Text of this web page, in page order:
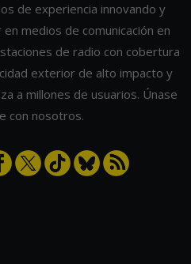
de experiencia innovando y
medios de comunicación en
de radio con cobertura
exterior de alto impacto y
a millones de usuarios. Únase
con nosotros.